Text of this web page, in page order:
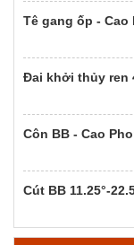
Tê gang ốp - Cao
Đai khởi thủy ren
Côn BB - Cao
Cút BB 11.25°-